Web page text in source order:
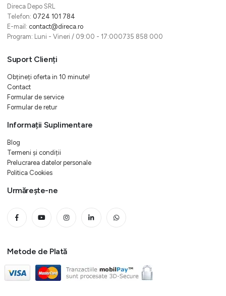
Direca Depo SRL
Telefon: 0724 101 784
E-mail: contact@direca.ro
Program: Luni - Vineri / 09:00 - 17:000735 858 000
Suport Clienți
Obțineți oferta in 10 minute!
Contact
Formular de service
Formular de retur
Informații Suplimentare
Blog
Termeni și condiții
Prelucrarea datelor personale
Politica Cookies
Urmărește-ne
Metode de Plată